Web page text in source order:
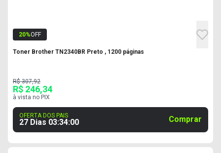
20%OFF
Toner Brother TN2340BR Preto , 1200 páginas
R$ 307,92
R$ 246,34
à vista no PIX
OFERTA DOS PAIS
27 Dias 03:33:59 Comprar